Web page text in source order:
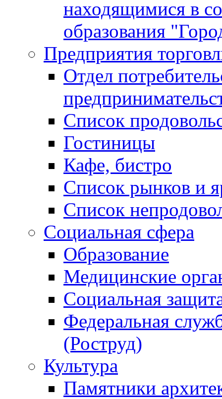
находящимися в
образования
Предприятия
Отдел
Список
Гостиницы
Кафе, бистро
Cписок рынков и
Список
Социальная сфера
Образование
Медицинские
Социальная
Федеральная
(Роструд)
Культура
Памятники